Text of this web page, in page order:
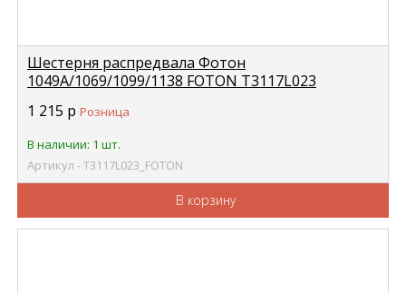
Шестерня распредвала Фотон
1049А/1069/1099/1138 FOTON Т3117L023
1 215 р Розница
В наличии: 1 шт.
Артикул - Т3117L023_FOTON
В корзину